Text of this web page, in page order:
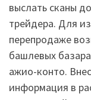
выслать сканы
трейдера. Для
перепродаже
башлевых
ажио-конто.
информация в